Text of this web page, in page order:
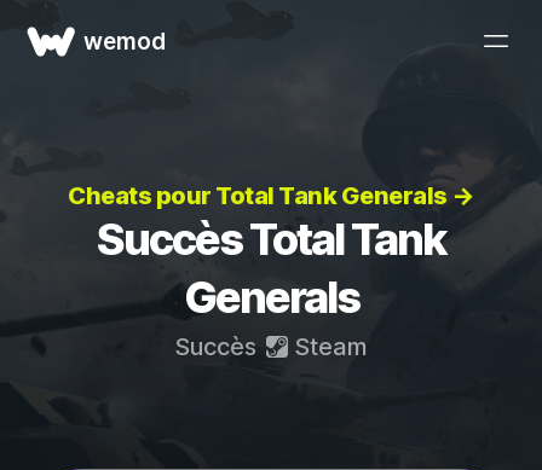
wemod
Cheats pour Total Tank Generals →
Succès Total Tank
Generals
Succès Steam